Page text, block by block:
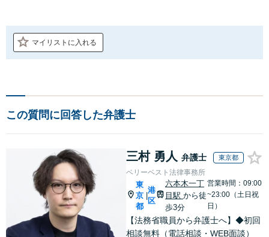
マイリストに入れる
この質問に回答した弁護士
三村 勇人 弁護士 東京都
ベリーベスト法律事務所
東
京
都
港
区
六本木一丁
目駅 から徒
歩3分
営業時間：09:00
~23:00（土日祝
日）
【法務省職員から弁護士へ】◆初回
相談無料（電話相談・WEB面談）